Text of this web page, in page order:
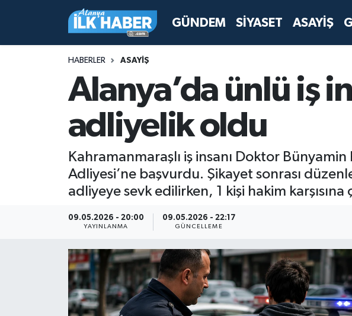
GÜNDEM SİYASET ASAYİŞ
HABERLER ASAYİŞ
Alanya’da ünlü iş
adliyelik oldu
Kahramanmaraşlı iş insanı Doktor
Adliyesi’ne başvurdu. Şikayet sonrası
adliyeye sevk edilirken, 1 kişi hakim karşısına
09.05.2026 - 20:00
YAYINLANMA
09.05.2026 - 22:17
GÜNCELLEME
Antalya Nöbetçi Eczaneler
Antalya Hava Durumu
Antalya Namaz Vakitleri
Antalya Trafik Yoğunluk Haritası
Süper Lig Puan Durumu ve Fikstür
Tüm Manşetler
Son Dakika Haberleri
Haber Arşivi